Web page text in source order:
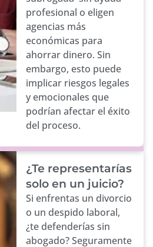
profesional o eligen
agencias más
económicas para
ahorrar dinero. Sin
embargo, esto puede
implicar riesgos legales
y emocionales que
podrían afectar el éxito
del proceso.
¿Te representarías
solo en un juicio?
Si enfrentas un divorcio
o un despido laboral,
¿te defenderías sin
abogado? Seguramente